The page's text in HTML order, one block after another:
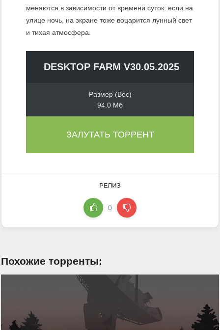
меняются в зависимости от времени суток: если на
улице ночь, на экране тоже воцарится лунный свет
и тихая атмосфера.
DESKTOP FARM V30.05.2025
Размер (Вес)
94.0 Мб
ЗАЛУТАТЬ ТОРРЕНТ
РЕЛИЗ
0
Похожие торренты: